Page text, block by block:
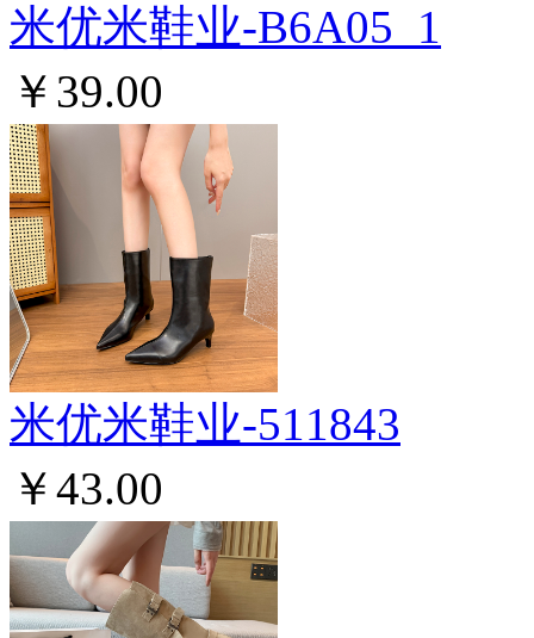
米优米鞋业-B6A05_1
￥39.00
米优米鞋业-511843
￥43.00